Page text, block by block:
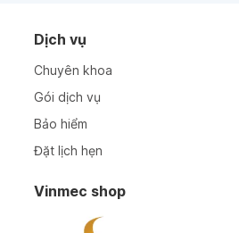
Dịch vụ
Chuyên khoa
Gói dịch vụ
Bảo hiểm
Đặt lịch hẹn
Vinmec shop